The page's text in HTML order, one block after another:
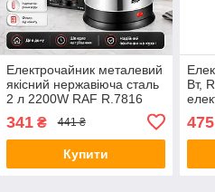
Електрочайник металевий
якісний нержавіюча сталь
2 л 2200W RAF R.7816
341₴ 441 ₴
Купити
Вт,
475